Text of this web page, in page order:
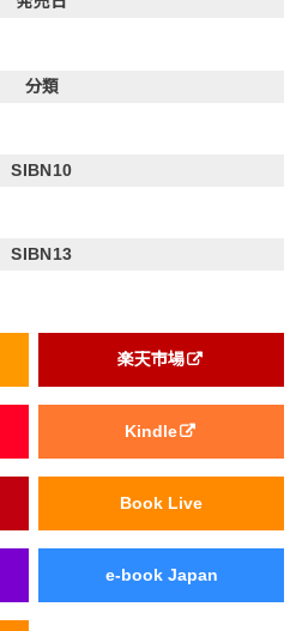
分類
SIBN10
SIBN13
楽天市場
Kindle
Book Live
e-book Japan